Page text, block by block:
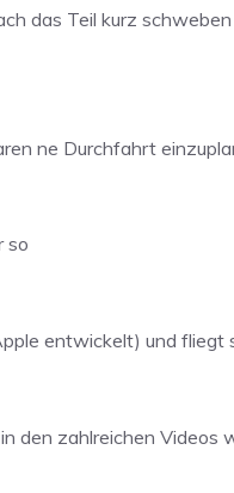
das Teil kurz
ne Durchfahrt
so
entwickelt) und fliegt
den zahlreichen Videos